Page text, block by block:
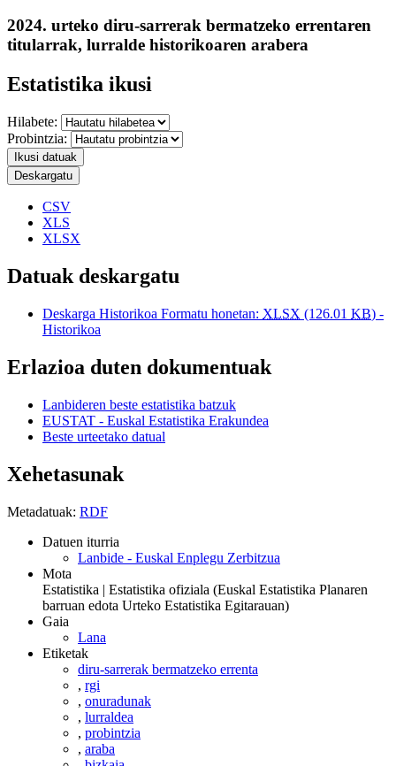
2024. urteko diru-sarrerak bermatzeko errentaren
titularrak, lurralde historikoaren arabera
Estatistika ikusi
Hilabete:
Probintzia:
Ikusi datuak
Deskargatu
CSV
XLS
XLSX
Datuak deskargatu
Deskarga Historikoa Formatu honetan: XLSX (126.01 KB) -
Historikoa
Erlazioa duten dokumentuak
Lanbideren beste estatistika batzuk
EUSTAT - Euskal Estatistika Erakundea
Beste urteetako datual
Xehetasunak
Metadatuak: RDF
Datuen iturria
Lanbide - Euskal Enplegu Zerbitzua
Mota
Estatistika | Estatistika ofiziala (Euskal Estatistika Planaren
barruan edota Urteko Estatistika Egitarauan)
Gaia
Lana
Etiketak
diru-sarrerak bermatzeko errenta
, rgi
, onuradunak
, lurraldea
, probintzia
, araba